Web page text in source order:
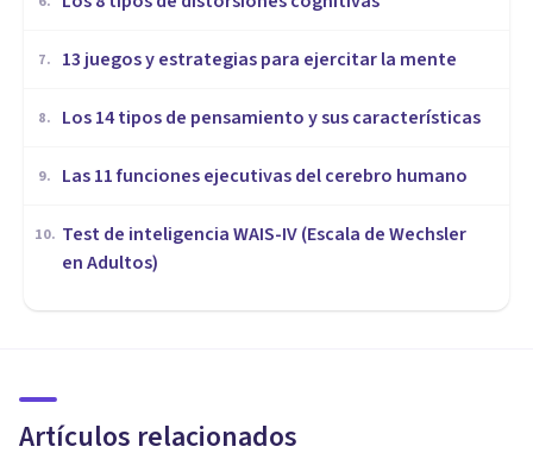
7. 13 juegos y estrategias para ejercitar la mente
8. Los 14 tipos de pensamiento y sus características
9. Las 11 funciones ejecutivas del cerebro humano
10. Test de inteligencia WAIS-IV (Escala de Wechsler
en Adultos)
Artículos relacionados
es y qué mide?